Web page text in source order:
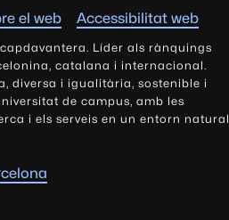
el web Accessibilitat web
Líder als rànquings
catalana i internacional.
diversa i igualitària, sostenible i
de campus, amb les
i els serveis en un entorn natural